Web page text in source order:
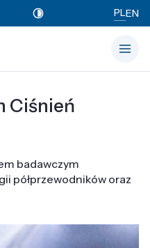
PLEN
Ciśnień
badawczym
półprzewodników oraz